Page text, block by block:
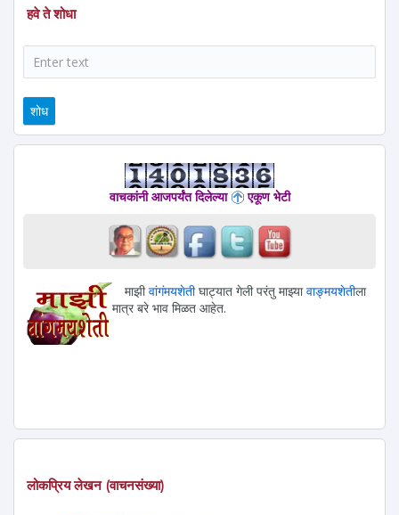
हवे ते शोधा
शोध
वाचकांनी आजपर्यंत दिलेल्या एकूण भेटी
माझीवांगंमयशेतीघाट्यात गेली परंतु माझ्यावाङ्मयशेतीला
मात्र बरे भाव मिळत आहेत.
लोकप्रिय लेखन (वाचनसंख्या)